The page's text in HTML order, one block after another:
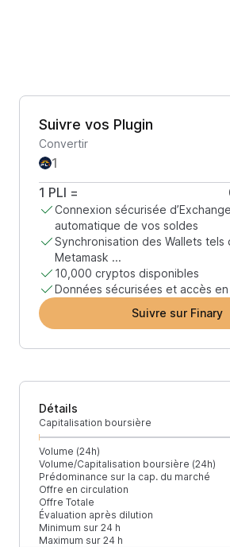
Suivre vos Plugin
Convertir
1 PLI =
Connexion sécurisée
automatique de vos soldes
Synchronisation des Wallets tels
Metamask ...
10,000 cryptos disponibles
Données sécurisées et accès
Suivre sur Finary
Détails
Capitalisation boursière
Volume (24h)
Volume/Capitalisation boursière (24h)
Prédominance sur la cap. du marché
Offre en circulation
Offre Totale
Évaluation après dilution
Minimum sur 24 h
Maximum sur 24 h